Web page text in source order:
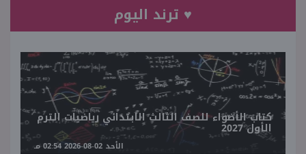
♥ ترند اليوم
كتاب الأضواء للصف الثالث الابتدائي رياضيات الترم
الأول 2027
الأحد 02-08-2026 02:54 مـ